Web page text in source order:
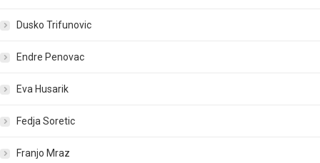
Dusko Trifunovic
Endre Penovac
Eva Husarik
Fedja Soretic
Franjo Mraz